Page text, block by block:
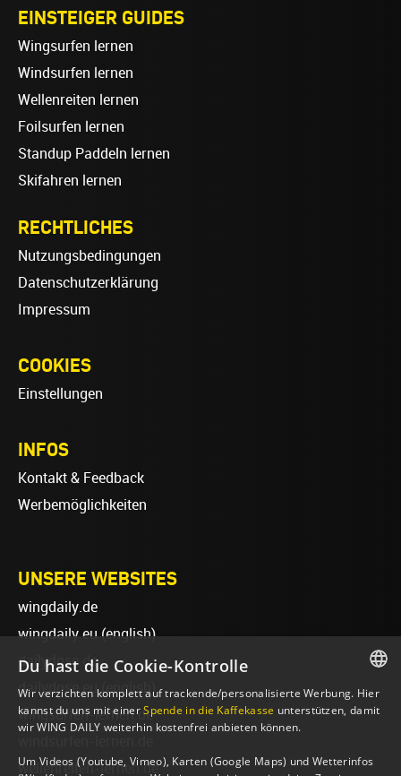
EINSTEIGER GUIDES
Wingsurfen lernen
Windsurfen lernen
Wellenreiten lernen
Foilsurfen lernen
Standup Paddeln lernen
Skifahren lernen
RECHTLICHES
Nutzungsbedingungen
Datenschutzerklärung
Impressum
COOKIES
Einstellungen
INFOS
Kontakt & Feedback
Werbemöglichkeiten
UNSERE WEBSITES
wingdaily.de
wingdaily.eu(english)
dailydose.de
dailydose.eu (english)
wingsurfen-lernen.de
wellenreiten-lernen.de
GERMAN
Du hast die Cookie-Kontrolle
Wir verzichten komplett auf trackende/personalisierte Werbung. Hier
kannst du uns mit einerSpende in die Kaffekasse unterstützen, damit
wir WING DAILY weiterhin kostenfrei anbieten können.
Um Videos (Youtube, Vimeo), Karten (Google Maps) und Wetterinfos